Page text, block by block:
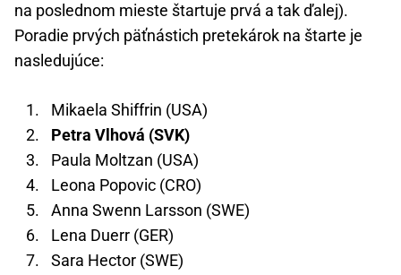
na poslednom mieste štartuje prvá a tak ďalej).
Poradie prvých päťnástich pretekárok na štarte je
nasledujúce:
Mikaela Shiffrin (USA)
Petra Vlhová (SVK)
Paula Moltzan (USA)
Leona Popovic (CRO)
Anna Swenn Larsson (SWE)
Lena Duerr (GER)
Sara Hector (SWE)